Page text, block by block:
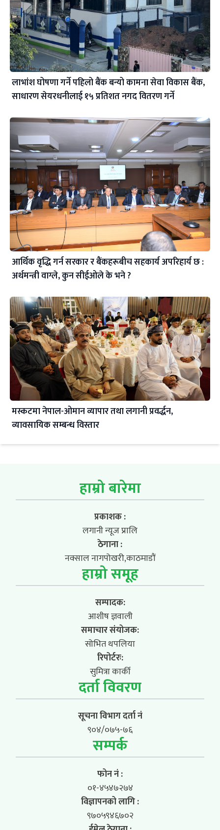
लाभांश घोषणा गर्ने पहिलो बैंक बन्यो कामना सेवा विकास बैंक,
साधारण सेयरधनीलाई १५ प्रतिशत नगद वितरण गर्ने
आर्थिक वृद्धि गर्न सरकार र बैंकहरूबीच सहकार्य अपरिहार्य छ :
अर्थमन्त्री वाग्ले, कुन सीईओले के भने ?
मस्कटमा नेपाल-ओमान व्यापार तथा लगानी प्रवर्द्धन,
व्यावसायिक सम्बन्ध विस्तार
हाम्रो बारेमा
प्रकाशक :
लगानी न्यूज प्रालि
ठेगाना :
नक्साल नागपोखरी,काठमाडौं
हाम्रो समूह
सम्पादक:
आशीष ज्ञवाली
समाचार संयोजक:
सोभित थपलिया
रिपोर्टरः:
सुमित्रा कार्की
दर्ता विवरण
सूचना विभाग दर्ता नं
९०४/०७५-७६
सम्पर्क
फोन नं :
०१-४५४७२७४
विज्ञापनको लागि :
९७०५९४६७०२